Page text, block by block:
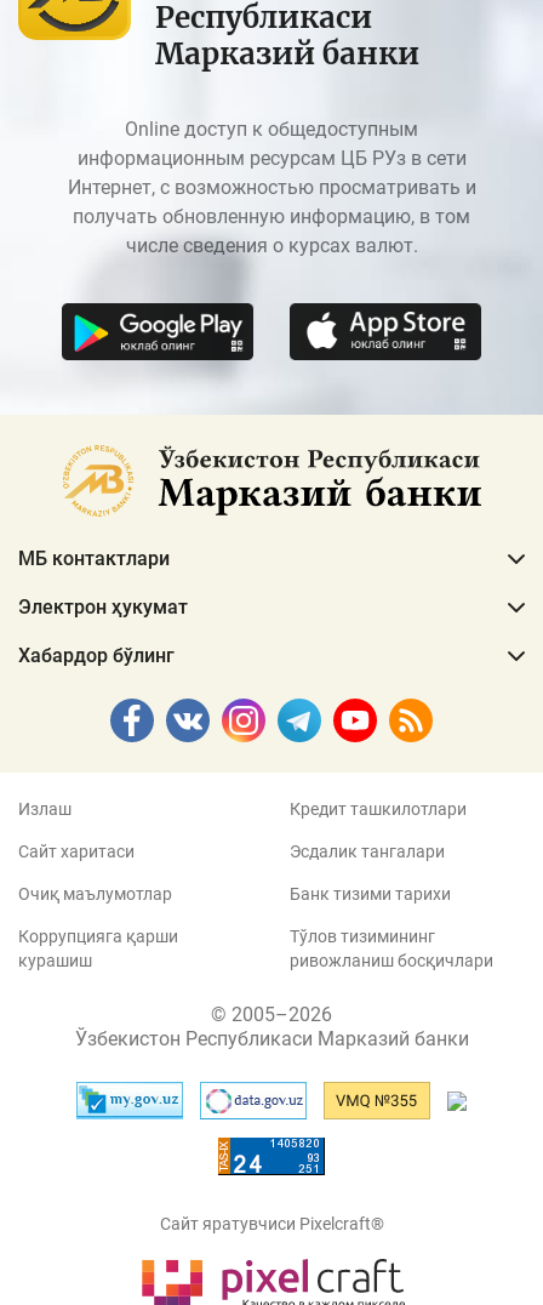
Республикаси
Марказий банки
Online доступ к общедоступным
информационным ресурсам ЦБ РУз в сети
Интернет, с возможностью просматривать и
получать обновленную информацию, в том
числе сведения о курсах валют.
МБ контактлари
Электрон ҳукумат
Хабардор бўлинг
Излаш
Сайт харитаси
Очиқ маълумотлар
Коррупцияга қарши
курашиш
Кредит ташкилотлари
Эсдалик тангалари
Банк тизими тарихи
Тўлов тизимининг
ривожланиш босқичлари
© 2005–2026
Ўзбекистон Республикаси Марказий банки
Сайт яратувчиси Pixelcraft®